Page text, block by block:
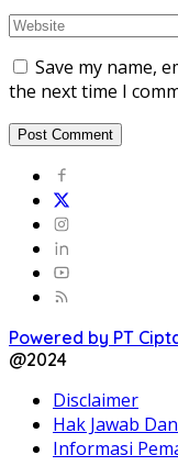
Save my name,
the next time I
Powered by PT
@2024
Disclaimer
Hak Jawab
Informasi